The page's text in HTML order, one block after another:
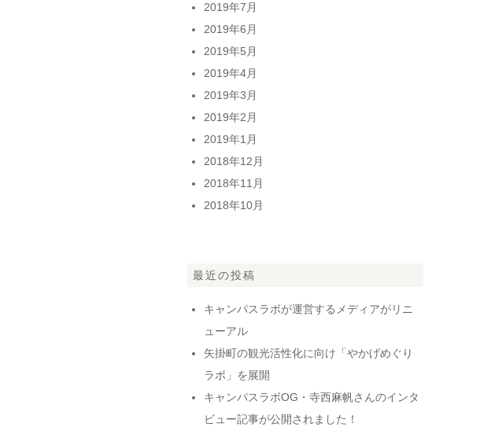
2019年7月
2019年6月
2019年5月
2019年4月
2019年3月
2019年2月
2019年1月
2018年12月
2018年11月
2018年10月
最近の投稿
キャンパスラボが運営するメディアがリニ
ューアル
矢掛町の観光活性化に向け「やかげめぐり
ラボ」を展開
キャンパスラボOG・寺西麻帆さんのインタ
ビュー記事が公開されました！